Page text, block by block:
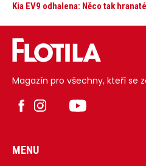
Kia EV9 odhalena: Něco tak
Magazín pro všechny, kteří se
MENU